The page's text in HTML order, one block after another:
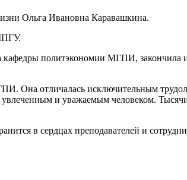
Ольга Ивановна Каравашкина.
кафедры политэкономии МГПИ, закончила
Она отличалась исключительным
и уважаемым человеком.
в сердцах преподавателей и